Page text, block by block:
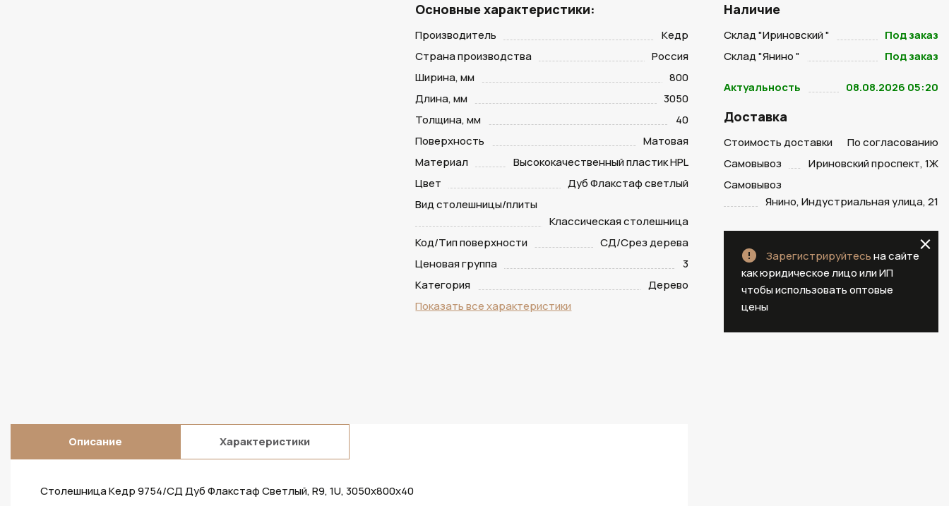
Основные характеристики:
Производитель
Кедр
Страна производства
Россия
Ширина, мм
800
Длина, мм
3050
Толщина, мм
40
Поверхность
Матовая
Материал
Высококачественный пластик HPL
Цвет
Дуб Флакстаф светлый
Вид столешницы/плиты
Классическая столешница
Код/Тип поверхности
СД/Срез дерева
Ценовая группа
3
Категория
Дерево
Показать все характеристики
Наличие
Склад "Ириновский "
Под заказ
Склад "Янино "
Под заказ
Актуальность 08.08.2026 05:20
Доставка
Стоимость доставки
По согласованию
Самовывоз
Ириновский проспект, 1Ж
Самовывоз
Янино, Индустриальная улица, 21
Зарегистрируйтесьна сайте
как юридическое лицо или ИП
чтобы использовать оптовые
цены
Описание Характеристики
Столешница Кедр 9754/СД Дуб Флакстаф Светлый, R9, 1U, 3050х800х40